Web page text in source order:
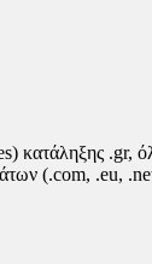
κατάληξης
(.com, .eu,